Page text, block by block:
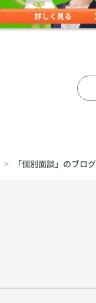
「個別面談」のブロ